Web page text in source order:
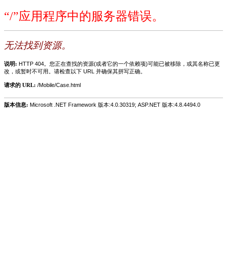
“/”应用程序中的服务器错误。
无法找到资源。
说明: HTTP 404。您正在查找的资源(或者它的一个依赖项)可能已被移除，或其名称已更
改，或暂时不可用。请检查以下 URL 并确保其拼写正确。
请求的 URL: /Mobile/Case.html
版本信息: Microsoft .NET Framework 版本:4.0.30319; ASP.NET 版本:4.8.4494.0